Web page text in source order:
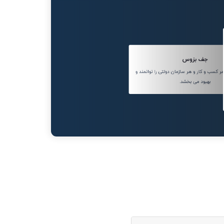
جف بزوس
و کار و هر سازمان دولتی را توانمند و
بهبود می بخشد.